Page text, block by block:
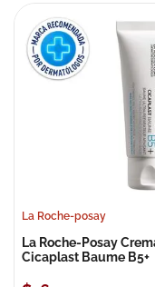
La Roche-posay
La Roche-Posay
Cicaplast Baume B5+